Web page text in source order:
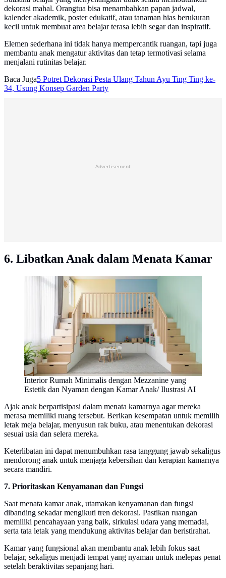
dekorasi mahal. Orangtua bisa menambahkan papan jadwal,
kalender akademik, poster edukatif, atau tanaman hias berukuran
kecil untuk membuat area belajar terasa lebih segar dan inspiratif.
Elemen sederhana ini tidak hanya mempercantik ruangan, tapi juga
membantu anak mengatur aktivitas dan tetap termotivasi selama
menjalani rutinitas belajar.
Baca Juga5 Potret Dekorasi Pesta Ulang Tahun Ayu Ting Ting ke-
34, Usung Konsep Garden Party
Advertisement
6. Libatkan Anak dalam Menata Kamar
Interior Rumah Minimalis dengan Mezzanine yang
Estetik dan Nyaman dengan Kamar Anak/ Ilustrasi AI
Ajak anak berpartisipasi dalam menata kamarnya agar mereka
merasa memiliki ruang tersebut. Berikan kesempatan untuk memilih
letak meja belajar, menyusun rak buku, atau menentukan dekorasi
sesuai usia dan selera mereka.
Keterlibatan ini dapat menumbuhkan rasa tanggung jawab sekaligus
mendorong anak untuk menjaga kebersihan dan kerapian kamarnya
secara mandiri.
7. Prioritaskan Kenyamanan dan Fungsi
Saat menata kamar anak, utamakan kenyamanan dan fungsi
dibanding sekadar mengikuti tren dekorasi. Pastikan ruangan
memiliki pencahayaan yang baik, sirkulasi udara yang memadai,
serta tata letak yang mendukung aktivitas belajar dan beristirahat.
Kamar yang fungsional akan membantu anak lebih fokus saat
belajar, sekaligus menjadi tempat yang nyaman untuk melepas penat
setelah beraktivitas sepanjang hari.